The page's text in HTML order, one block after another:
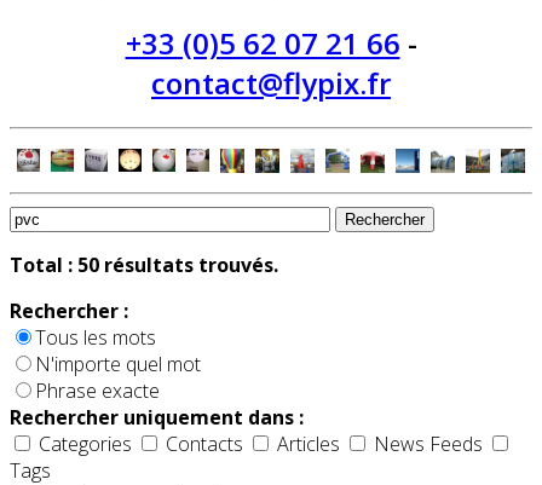
+33 (0)5 62 07 21 66 -
contact@flypix.fr
Rechercher
Total : 50 résultats trouvés.
Rechercher :
Tous les mots
N'importe quel mot
Phrase exacte
Rechercher uniquement dans :
Categories
Contacts Articles
News Feeds
Tags